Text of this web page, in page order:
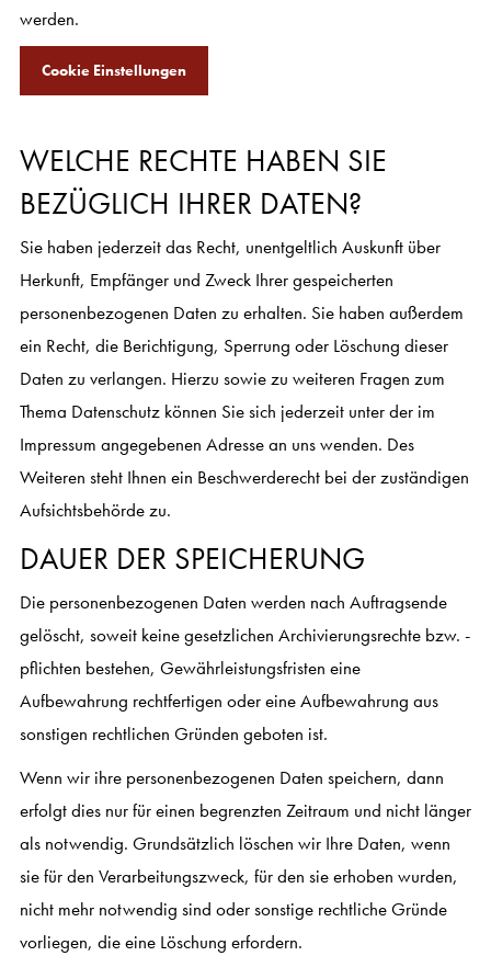
werden.
Cookie Einstellungen
WELCHE RECHTE HABEN SIE
BEZÜGLICH IHRER DATEN?
Sie haben jederzeit das Recht, unentgeltlich Auskunft über
Herkunft, Empfänger und Zweck Ihrer gespeicherten
personenbezogenen Daten zu erhalten. Sie haben außerdem
ein Recht, die Berichtigung, Sperrung oder Löschung dieser
Daten zu verlangen. Hierzu sowie zu weiteren Fragen zum
Thema Datenschutz können Sie sich jederzeit unter der im
Impressum angegebenen Adresse an uns wenden. Des
Weiteren steht Ihnen ein Beschwerderecht bei der zuständigen
Aufsichtsbehörde zu.
DAUER DER SPEICHERUNG
Die personenbezogenen Daten werden nach Auftragsende
gelöscht, soweit keine gesetzlichen Archivierungsrechte bzw. -
pflichten bestehen, Gewährleistungsfristen eine
Aufbewahrung rechtfertigen oder eine Aufbewahrung aus
sonstigen rechtlichen Gründen geboten ist.
Wenn wir ihre personenbezogenen Daten speichern, dann
erfolgt dies nur für einen begrenzten Zeitraum und nicht länger
als notwendig. Grundsätzlich löschen wir Ihre Daten, wenn
sie für den Verarbeitungszweck, für den sie erhoben wurden,
nicht mehr notwendig sind oder sonstige rechtliche Gründe
vorliegen, die eine Löschung erfordern.